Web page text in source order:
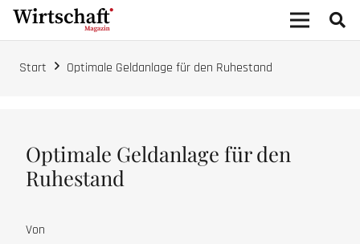
Start Optimale Geldanlage für den Ruhestand
Optimale Geldanlage für den
Ruhestand
Von